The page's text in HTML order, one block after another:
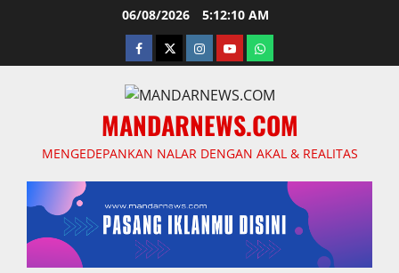
06/08/2026 5:12:11 AM
facebooktwitterinstagram.com
youtubewhatsapp
MANDARNEWS.COM
MENGEDEPANKAN NALAR DENGAN AKAL & REALITAS